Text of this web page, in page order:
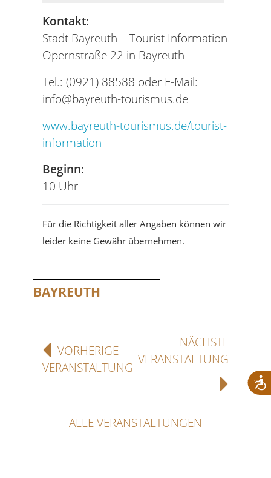
Kontakt:
Stadt Bayreuth – Tourist Information
Opernstraße 22 in Bayreuth
Tel.: (0921) 88588 oder E-Mail:
info@bayreuth-tourismus.de
www.bayreuth-tourismus.de/tourist-
information
Beginn:
10 Uhr
Für die Richtigkeit aller Angaben können wir
leider keine Gewähr übernehmen.
BAYREUTH
VORHERIGE
VERANSTALTUNG
NÄCHSTE
VERANSTALTUNG
ALLE VERANSTALTUNGEN